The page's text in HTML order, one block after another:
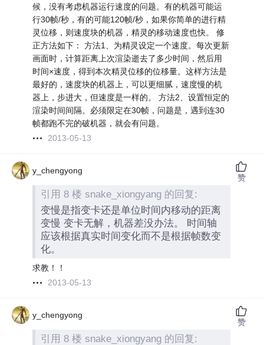
候，没有考虑机器运行速度的问题。有的机器可能运
行30帧/秒，有的可能120帧/秒，如果你简单的进行精
灵位移，则速度块的机器，精灵的移动速度也快。 修
正方法如下： 方法1、为精灵设定一个速度。每次更新
画面时，计算距离上次渲染逝去了多少时间，然后用
时间×速度，得到本次精灵位移的位移量。这样方法是
最好的，速度块的机器上，可以更细腻，速度慢的机
器上，步进大，但速度是一样的。 方法2、设置恒定的
渲染时间间隔。必须限定在30帧，问题是，遇到连30
帧都跑不完的破机器，就会有问题。
2013-05-13
y_chengyong
引用 8 楼 snake_xiongyang 的回复:
变慢是指变卡还是单位时间内移动的距离
变慢 变卡无解，机器差没办法。 时间轴
应该根据真实时间变化而不是根据帧数变
化。
求教！！
2013-05-13
赞
y_chengyong
引用 8 楼 snake_xiongyang 的回复:
赞